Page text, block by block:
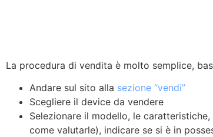
La procedura di vendita è molto semplice,
Andare sul sito alla sezione “vendi”
Scegliere il device da vendere
Selezionare il modello, le
come valutarle), indicare se si è in